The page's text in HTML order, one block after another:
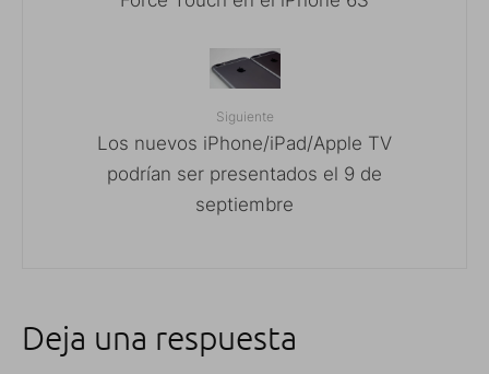
Siguiente
Los nuevos iPhone/iPad/Apple TV
podrían ser presentados el 9 de
septiembre
Deja una respuesta